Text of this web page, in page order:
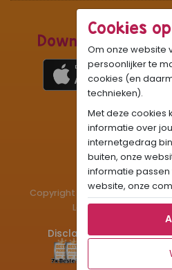
Download de
Onze gifjes al
Beleef Sandhia’s
Copyright © 1983 - 2026
Laigsingh Holding. All
Disclaimer Privacy &
Cookies
Om onze website
persoonlijker te
cookies (en
technieken).
Met deze cookies
informatie over
internetgedrag
buiten, onze
informatie
website, onze
aan op jouw
kan je door deze
Als je op
Lobi toestemming